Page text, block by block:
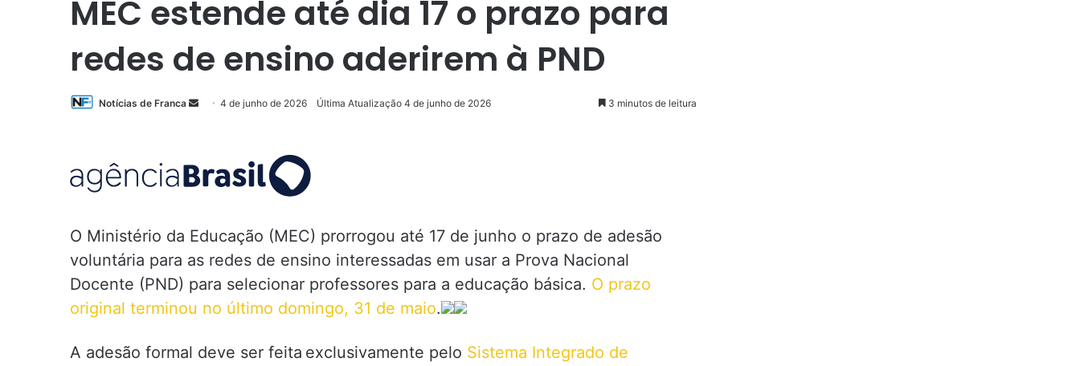
MEC estende até dia 17 o prazo para
redes de ensino aderirem à PND
Notícias de Franca
Mande4 de junho de 2026 Última Atualização 4 de junho de 2026 3 minutos de leitura
O Ministério da Educação (MEC) prorrogou até 17 de junho o prazo de adesão
voluntária para as redes de ensino interessadas em usar a Prova Nacional
Docente (PND) para selecionar professores para a educação básica. O prazo
original terminou no último domingo, 31 de maio.
A adesão formal deve ser feita exclusivamente pelo Sistema Integrado de